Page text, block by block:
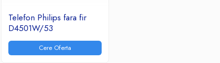
Telefon Philips fara fir
D4501W/53
Cere Oferta